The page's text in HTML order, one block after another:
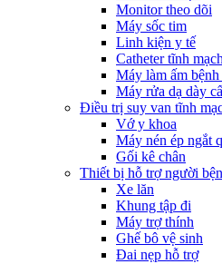
Monitor theo dõi
Máy sốc tim
Linh kiện y tế
Catheter tĩnh mạch
Máy làm ấm bệnh
Máy rửa dạ dày
Điều trị suy van tĩnh
Vớ y khoa
Máy nén ép ngắt
Gối kê chân
Thiết bị hỗ trợ người
Xe lăn
Khung tập đi
Máy trợ thính
Ghế bô vệ sinh
Đai nẹp hỗ trợ